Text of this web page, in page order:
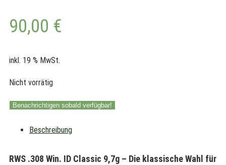
90,00 €
inkl. 19 % MwSt.
Nicht vorrätig
Benachrichtigen sobald verfügbar!
Beschreibung
RWS .308 Win. ID Classic 9,7g – Die klassische Wahl für